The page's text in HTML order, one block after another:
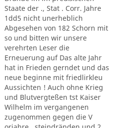
Staate der ., Stat . Corr. Jahre
1dd5 nicht unerheblich
Abgesehen von 182 Schorn mit
so und bitten wir unsere
verehrten Leser die
Erneuerung auf Das alte Jahr
hat in Frieden gerndet und das
neue beginne mit friedlirkleu
Aussichten ! Auch ohne Krieg
und Blutvergteßen tst Kaiser
Wilhelm im vergangenen
zugenommen gegen die V